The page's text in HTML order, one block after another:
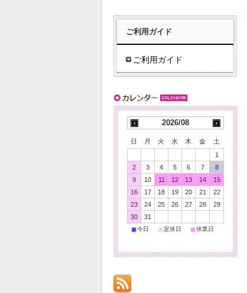
ご利用ガイド
ご利用ガイド
2026/08
日 月 火 水 木 金
土
1
2
3 4 5 6 7
8
9
10 11 12 13 14
15
16
17 18 19 20 21
22
23
24 25 26 27 28
29
30
31
■ 今日 ■ 定休日 ■ 休業日